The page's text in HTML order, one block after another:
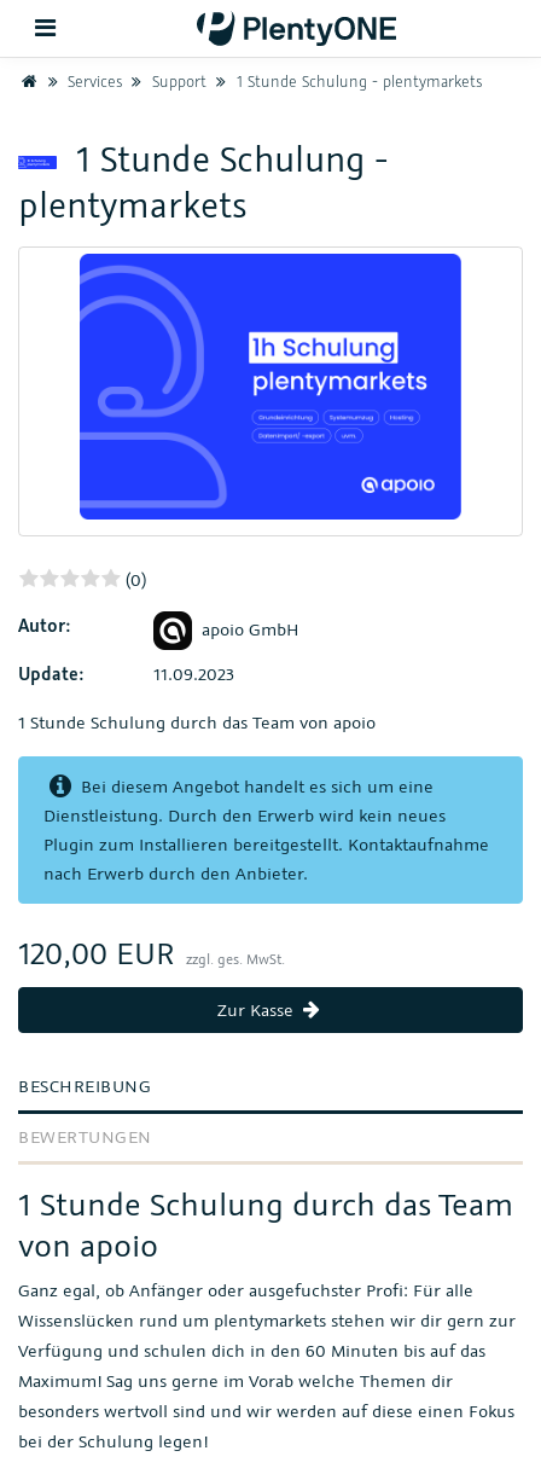
Zurück
Support
Einrichtung
Hardware
HomeServices Support 1 Stunde Schulung - plentymarkets
1 Stunde Schulung -
plentymarkets
(0)
Autor:
apoio GmbH
Update:
11.09.2023
1 Stunde Schulung durch das Team von apoio
Bei diesem Angebot handelt es sich um eine
Dienstleistung. Durch den Erwerb wird kein neues
Plugin zum Installieren bereitgestellt. Kontaktaufnahme
nach Erwerb durch den Anbieter.
120,00 EUR zzgl. ges. MwSt.
Zur Kasse
BESCHREIBUNG
BEWERTUNGEN
1 Stunde Schulung durch das Team
von apoio
Ganz egal, ob Anfänger oder ausgefuchster Profi: Für alle
Wissenslücken rund um plentymarkets stehen wir dir gern zur
Verfügung und schulen dich in den 60 Minuten bis auf das
Maximum! Sag uns gerne im Vorab welche Themen dir
besonders wertvoll sind und wir werden auf diese einen Fokus
bei der Schulung legen!